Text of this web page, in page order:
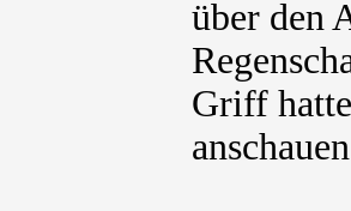
über den
Griff